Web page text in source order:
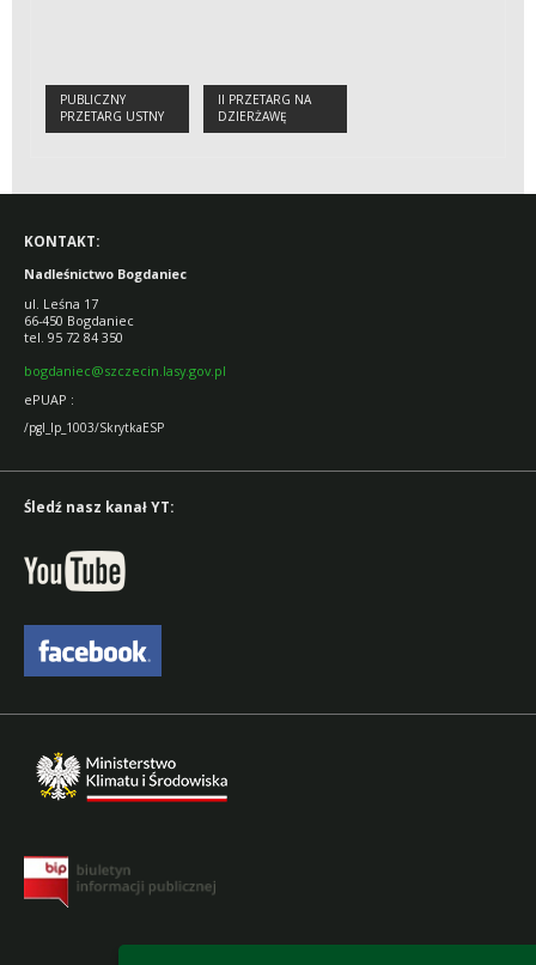
PUBLICZNY
PRZETARG USTNY
NIEOGRANICZONY
II PRZETARG NA
DZIERŻAWĘ
GRUNTU WRAZ Z
KONTAKT:
Nadleśnictwo Bogdaniec
ul. Leśna 17
66-450 Bogdaniec
tel. 95 72 84 350
bogdaniec@szczecin.lasy.gov.pl
ePUAP :
/pgl_lp_1003/SkrytkaESP
Śledź nasz kanał YT: